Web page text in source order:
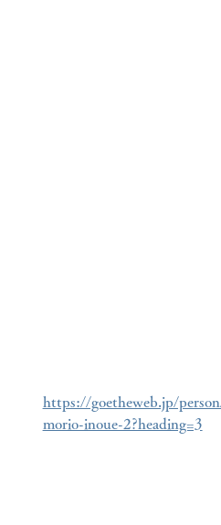
https://goetheweb.jp/
morio-inoue-2?heading=3